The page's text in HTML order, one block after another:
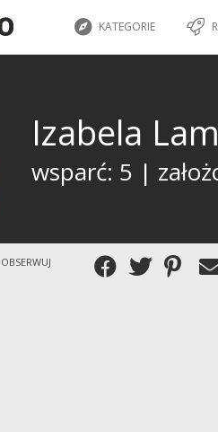
KATEGORIE
Izabela
wsparć: 5 |
OBSERWUJ